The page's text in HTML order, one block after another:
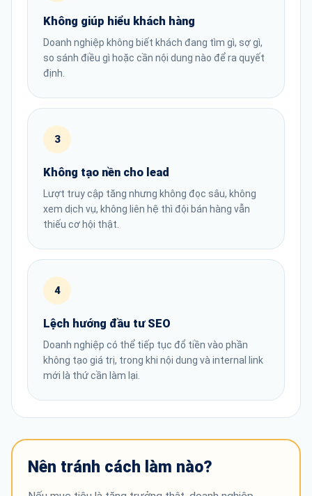
Không giúp hiểu khách hàng
Doanh nghiệp không biết khách đang tìm gì, sợ gì,
so sánh điều gì hoặc cần nội dung nào để ra quyết
định.
3
Không tạo nền cho lead
Lượt truy cập tăng nhưng không đọc sâu, không
xem dịch vụ, không liên hệ thì đội bán hàng vẫn
thiếu cơ hội thật.
4
Lệch hướng đầu tư SEO
Doanh nghiệp có thể tiếp tục đổ tiền vào phần
không tạo giá trị, trong khi nội dung và internal link
mới là thứ cần làm lại.
Nên tránh cách làm nào?